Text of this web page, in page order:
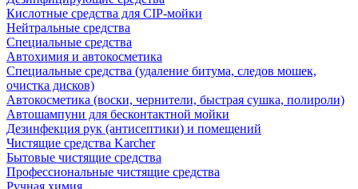
Кислотные средства для CIP-мойки
Нейтральные средства
Специальные средства
Автохимия и автокосметика
Специальные средства (удаление битума, следов мошек,
очистка дисков)
Автокосметика (воски, чернители, быстрая сушка, полироли)
Автошампуни для бесконтактной мойки
Дезинфекция рук (антисептики) и помещений
Чистящие средства Karcher
Бытовые чистящие средства
Профессиональные чистящие средства
Ручная химия